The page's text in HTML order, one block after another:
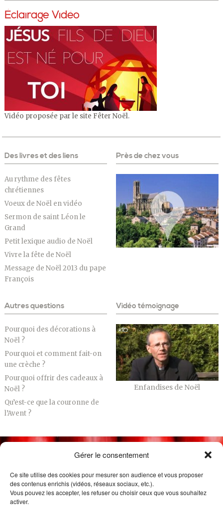
Gérer le consentement
Ce site utilise des cookies pour mesurer son audience et vous proposer
des contenus enrichis (vidéos, réseaux sociaux, etc.).
Vous pouvez les accepter, les refuser ou choisir ceux que vous souhaitez
activer.
Éclairage Vidéo
Vidéo proposée par le site Fêter Noël.
Des livres et des liens
Au rythme des fêtes
chrétiennes
Voeux de Noël en vidéo
Sermon de saint Léon le
Grand
Petit lexique audio de Noël
Vivre la fête de Noël
Message de Noël 2013 du pape
François
Près de chez vous
Autres questions
Pourquoi des décorations à
Noël ?
Pourquoi et comment fait-on
une crèche ?
Pourquoi offrir des cadeaux à
Noël ?
Qu’est-ce que la couronne de
l’Avent ?
Vidéo témoignage
Enfandises de Noël